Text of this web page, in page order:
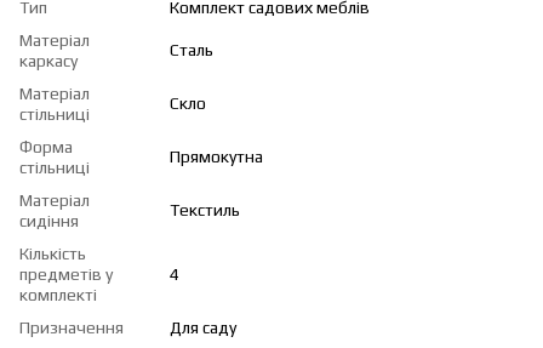
Тип
Комплект садових меблів
Матеріал
каркасу
Сталь
Матеріал
стільниці
Скло
Форма
стільниці
Прямокутна
Матеріал
сидіння
Текстиль
Кількість
предметів у
комплекті
4
Призначення
Для саду